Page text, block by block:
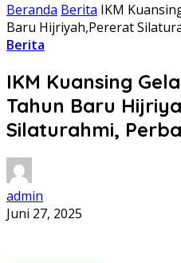
Beranda Berita IKM
Baru Hijriyah,Pererat
Berita
IKM Kuansing
Tahun Baru
Silaturahmi,
admin
Juni 27, 2025